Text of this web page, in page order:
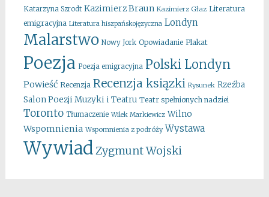
Katarzyna Szrodt Kazimierz Braun Kazimierz Głaz Literatura
emigracyjna Literatura hiszpańskojęzyczna Londyn
Malarstwo Nowy Jork Opowiadanie Plakat
Poezja Poezja emigracyjna Polski Londyn
Powieść Recenzja Recenzja ksiązki Rysunek Rzeźba
Salon Poezji Muzyki i Teatru Teatr spełnionych nadziei
Toronto Tłumaczenie Wilek Markiewicz Wilno
Wspomnienia Wspomnienia z podróży Wystawa
WywiadZygmunt Wojski